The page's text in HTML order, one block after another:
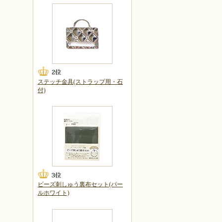
ステッチ金具(ストラップ用・石
付)
ビーズ刺しゅう裏布セット(パー
ルホワイト)